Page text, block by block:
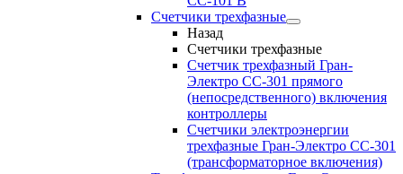
Счетчики трехфазные
Назад
Счетчики трехфазные
Счетчик трехфазный Гран-
Электро CC-301 прямого
(непосредственного) включения
контроллеры
Счетчики электроэнергии
трехфазные Гран-Электро CC-301
(трансформаторное включения)